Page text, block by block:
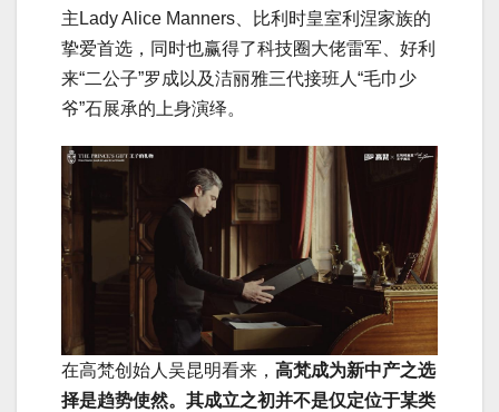
主Lady Alice Manners、比利时皇室利涅家族的
挚爱首选，同时也赢得了科技圈大佬雷军、好利
来“二公子”罗成以及洁丽雅三代接班人“毛巾少
爷”石展承的上身演绎。
在高梵创始人吴昆明看来， 高梵成为新中产之选
择是趋势使然。其成立之初并不是仅定位于某类